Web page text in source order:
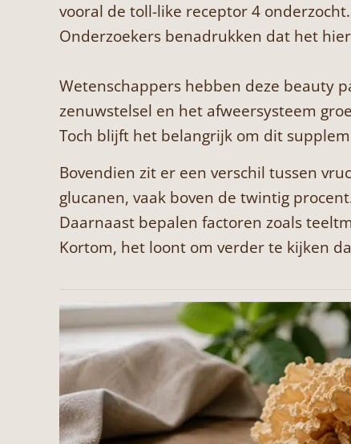
vooral de toll-like receptor 4
Onderzoekers benadrukken dat het
Wetenschappers hebben deze beauty
zenuwstelsel en het afweersysteem
Toch blijft het belangrijk om dit
Bovendien zit er een verschil tussen
glucanen, vaak boven de twintig
Daarnaast bepalen factoren zoals
Kortom, het loont om verder te kijken